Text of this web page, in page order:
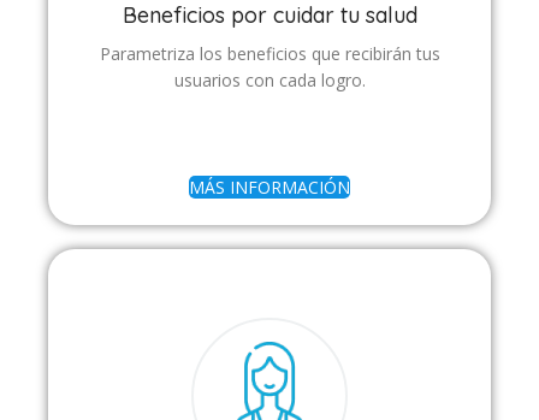
Beneficios por cuidar tu salud
Parametriza los beneficios que recibirán tus
usuarios con cada logro.
MÁS INFORMACIÓN